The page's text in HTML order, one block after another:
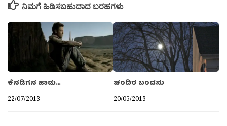
ನಿಮಗೆ ಹಿಡಿಸಬಹುದಾದ ಬರಹಗಳು
ಕೆನಡಿಗನ ಹಾಡು…
22/07/2013
ಚಂದಿರ ಬಂದನು
20/05/2013